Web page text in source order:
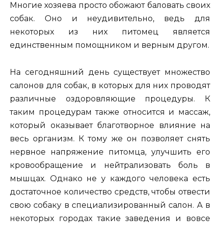
Многие хозяева просто обожают баловать своих
собак. Оно и неудивительно, ведь для
некоторых из них питомец является
единственным помощником и верным другом.
На сегодняшний день существует множество
салонов для собак, в которых для них проводят
различные оздоровляющие процедуры. К
таким процедурам также относится и массаж,
который оказывает благотворное влияние на
весь организм. К тому же он позволяет снять
нервное напряжение питомца, улучшить его
кровообращение и нейтрализовать боль в
мышцах. Однако не у каждого человека есть
достаточное количество средств, чтобы отвести
свою собаку в специализированный салон. А в
некоторых городах такие заведения и вовсе